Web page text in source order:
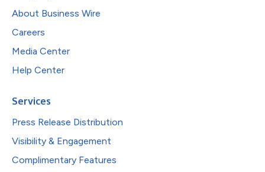
About Business Wire
Careers
Media Center
Help Center
Services
Press Release Distribution
Visibility & Engagement
Complimentary Features